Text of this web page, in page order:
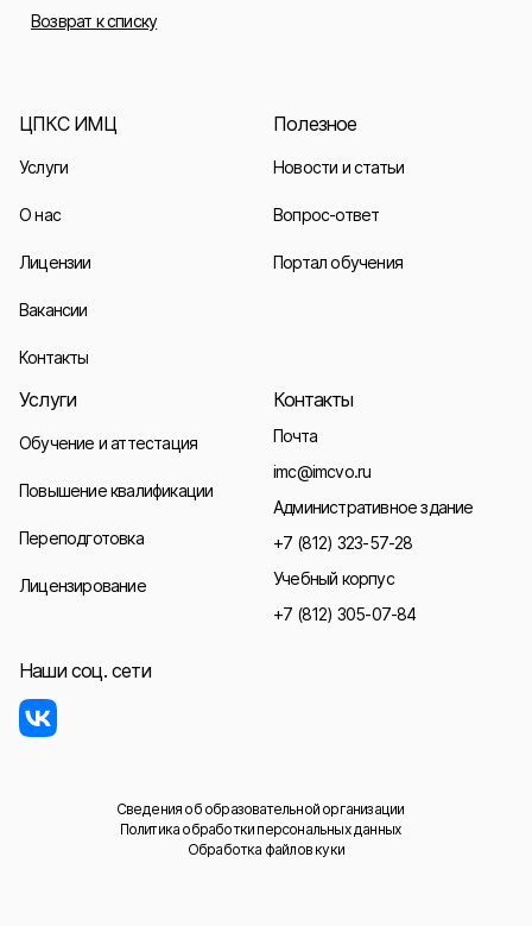
Возврат к списку
ЦПКС ИМЦ
Услуги
О нас
Лицензии
Вакансии
Контакты
Полезное
Новости и статьи
Вопрос-ответ
Портал обучения
Услуги
Обучение и аттестация
Повышение квалификации
Переподготовка
Лицензирование
Контакты
Почта
imc@imcvo.ru
Административное здание
+7 (812) 323-57-28
Учебный корпус
+7 (812) 305-07-84
Наши соц. сети
Сведения об образовательной организации
Политика обработки персональных данных
Обработка файлов куки